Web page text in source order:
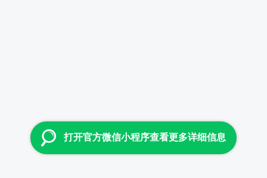
打开官方微信小程序查看更多详细信息